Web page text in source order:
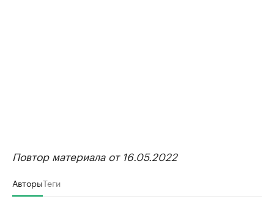
Повтор материала от 16.05.2022
АвторыТеги